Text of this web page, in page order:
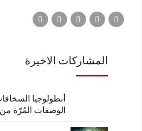
المشاركات الاخيرة
أنطولوجيا
الوصفات المُرّة من